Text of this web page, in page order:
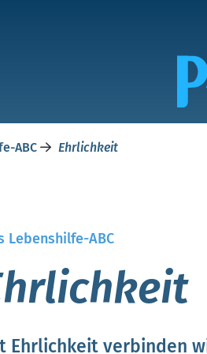
ABC Ehrlichkeit
Lebenshilfe-ABC
Ehrlichkeit verbinden